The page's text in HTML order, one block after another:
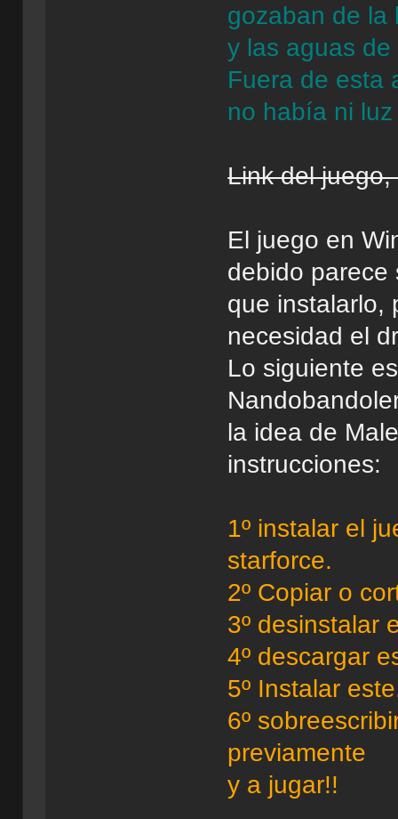
gozaban de la
y las aguas
Fuera de esta
no había ni
Link del
El juego en
debido parece
que instalarlo,
necesidad el
Lo siguiente
la idea de
instrucciones:
1º instalar el
starforce.
2º Copiar o
3º desinstalar
4º descargar
5º Instalar
6º
previamente
y a jugar!!